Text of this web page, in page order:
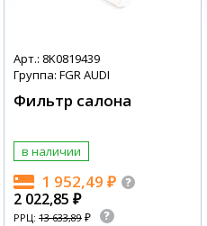
Арт.: 8K0819439
Группа: FGR AUDI
Фильтр салона
в наличии
1 952,49 ₽
2 022,85 ₽
РРЦ: 13 633,89 ₽